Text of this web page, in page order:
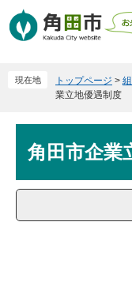
ー
ニ
現在地 トップページ >
業立地優遇制度
文角田市企業